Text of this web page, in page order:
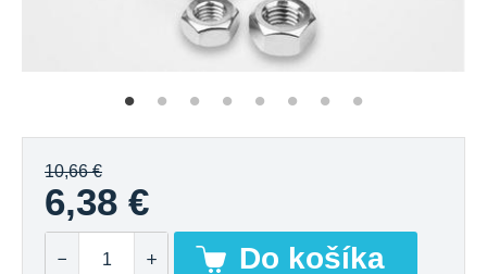
10,66 €
6,38 €